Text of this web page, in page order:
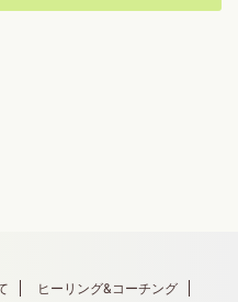
ヒーリング&コーチング